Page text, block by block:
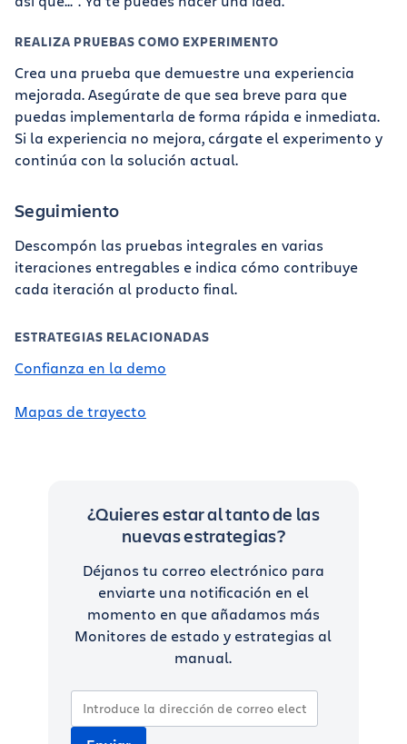
REALIZA PRUEBAS COMO EXPERIMENTO
Crea una prueba que demuestre una experiencia
mejorada. Asegúrate de que sea breve para que
puedas implementarla de forma rápida e inmediata.
Si la experiencia no mejora, cárgate el experimento y
continúa con la solución actual.
Seguimiento
Descompón las pruebas integrales en varias
iteraciones entregables e indica cómo contribuye
cada iteración al producto final.
ESTRATEGIAS RELACIONADAS
Confianza en la demo
Mapas de trayecto
¿Quieres estar al tanto de las
nuevas estrategias?
Déjanos tu correo electrónico para
enviarte una notificación en el
momento en que añadamos más
Monitores de estado y estrategias al
manual.